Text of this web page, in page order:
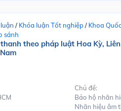
/ Khóa luận Tốt nghiệp/ Khoa
sánh
theo pháp luật Hoa Kỳ,
Chủ đề:
Bảo hộ nhãn
Nhãn hiệu âm